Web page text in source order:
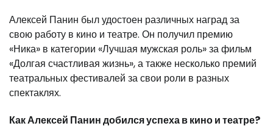
Алексей Панин был удостоен различных наград за
свою работу в кино и театре. Он получил премию
«Ника» в категории «Лучшая мужская роль» за фильм
«Долгая счастливая жизнь», а также несколько премий
театральных фестивалей за свои роли в разных
спектаклях.
Как Алексей Панин добился успеха в кино и театре?